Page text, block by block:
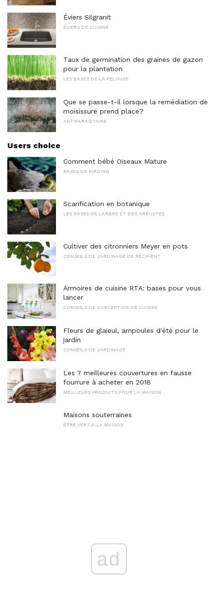
Éviers Silgranit
ÉVIERS DE CUISINE
Taux de germination des graines de gazon
pour la plantation
LES BASES DE LA PELOUSE
Que se passe-t-il lorsque la remédiation de
moisissure prend place?
ANTIPARASITAIRE
Users choice
Comment bébé Oiseaux Mature
BASES DE BIRDING
Scarification en botanique
LES BASES DE L'ARBRE ET DES ARBUSTES
Cultiver des citronniers Meyer en pots
CONSEILS DE JARDINAGE DE RÉCIPIENT
Armoires de cuisine RTA: bases pour vous
lancer
CONSEILS DE CONCEPTION DE CUISINE
Fleurs de glaïeul, ampoules d'été pour le
jardin
CONSEILS DE JARDINAGE
Les 7 meilleures couvertures en fausse
fourrure à acheter en 2018
MEILLEURS PRODUITS POUR LA MAISON
Maisons souterraines
ÊTRE VERT À LA MAISON
ad